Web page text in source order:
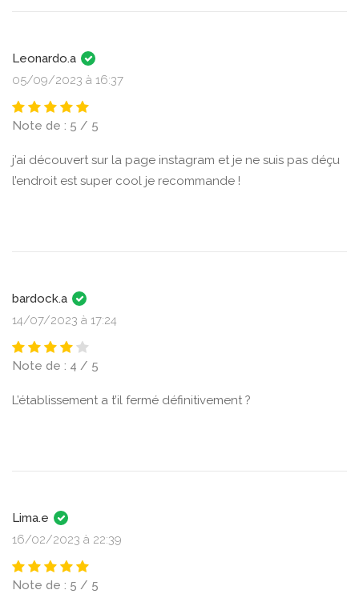
Leonardo.a
05/09/2023 à 16:37
Note de : 5 / 5
j’ai découvert sur la page instagram et je ne suis pas déçu
l’endroit est super cool je recommande !
bardock.a
14/07/2023 à 17:24
Note de : 4 / 5
L’établissement a t’il fermé définitivement ?
Lima.e
16/02/2023 à 22:39
Note de : 5 / 5